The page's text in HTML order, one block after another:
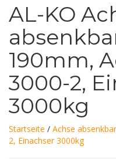
AL-KO
190mm,
3000-2,
3000kg
Startseite / Achse
2, Einachser 3000kg